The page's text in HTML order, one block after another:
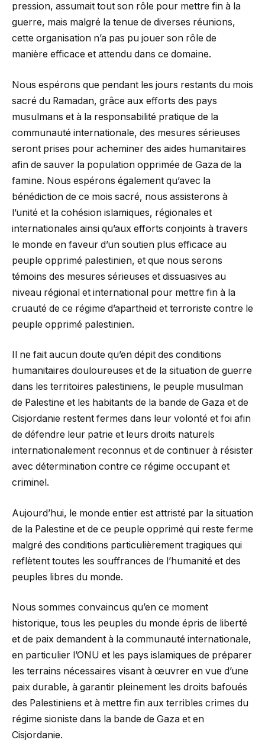
pression, assumait tout son rôle pour mettre fin à la
guerre, mais malgré la tenue de diverses réunions,
cette organisation n’a pas pu jouer son rôle de
manière efficace et attendu dans ce domaine.
Nous espérons que pendant les jours restants du mois
sacré du Ramadan, grâce aux efforts des pays
musulmans et à la responsabilité pratique de la
communauté internationale, des mesures sérieuses
seront prises pour acheminer des aides humanitaires
afin de sauver la population opprimée de Gaza de la
famine. Nous espérons également qu’avec la
bénédiction de ce mois sacré, nous assisterons à
l’unité et la cohésion islamiques, régionales et
internationales ainsi qu’aux efforts conjoints à travers
le monde en faveur d’un soutien plus efficace au
peuple opprimé palestinien, et que nous serons
témoins des mesures sérieuses et dissuasives au
niveau régional et international pour mettre fin à la
cruauté de ce régime d’apartheid et terroriste contre le
peuple opprimé palestinien.
Il ne fait aucun doute qu’en dépit des conditions
humanitaires douloureuses et de la situation de guerre
dans les territoires palestiniens, le peuple musulman
de Palestine et les habitants de la bande de Gaza et de
Cisjordanie restent fermes dans leur volonté et foi afin
de défendre leur patrie et leurs droits naturels
internationalement reconnus et de continuer à résister
avec détermination contre ce régime occupant et
criminel.
Aujourd’hui, le monde entier est attristé par la situation
de la Palestine et de ce peuple opprimé qui reste ferme
malgré des conditions particulièrement tragiques qui
reflètent toutes les souffrances de l’humanité et des
peuples libres du monde.
Nous sommes convaincus qu’en ce moment
historique, tous les peuples du monde épris de liberté
et de paix demandent à la communauté internationale,
en particulier l’ONU et les pays islamiques de préparer
les terrains nécessaires visant à œuvrer en vue d’une
paix durable, à garantir pleinement les droits bafoués
des Palestiniens et à mettre fin aux terribles crimes du
régime sioniste dans la bande de Gaza et en
Cisjordanie.